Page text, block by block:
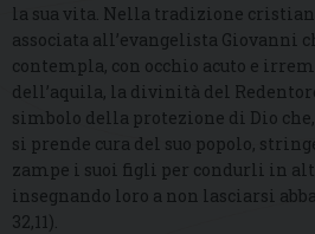
la sua vita. Nella tradizione
associata all’evangelista Giovanni
contempla, con occhio acuto e
dell’aquila, la divinità del
simbolo della protezione di Dio
si prende cura del suo popolo,
zampe i suoi figli per condurli in
insegnando loro a non lasciarsi
32,11).